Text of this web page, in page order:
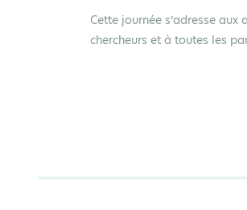
Cette journée s’adresse
chercheurs et à toutes les